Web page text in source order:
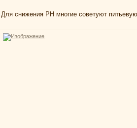
Для снижения РН многие советуют